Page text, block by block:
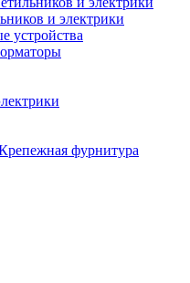
и электрики
устройства
фурнитура